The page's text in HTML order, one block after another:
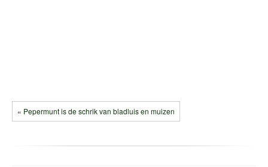
« Pepermunt is de schrik van bladluis en muizen